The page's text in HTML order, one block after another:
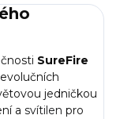
SureFire
jedničkou
a svítilen pro